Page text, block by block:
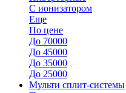
С ионизатором
Еще
По цене
До 70000
До 45000
До 35000
До 25000
Мульти сплит-системы